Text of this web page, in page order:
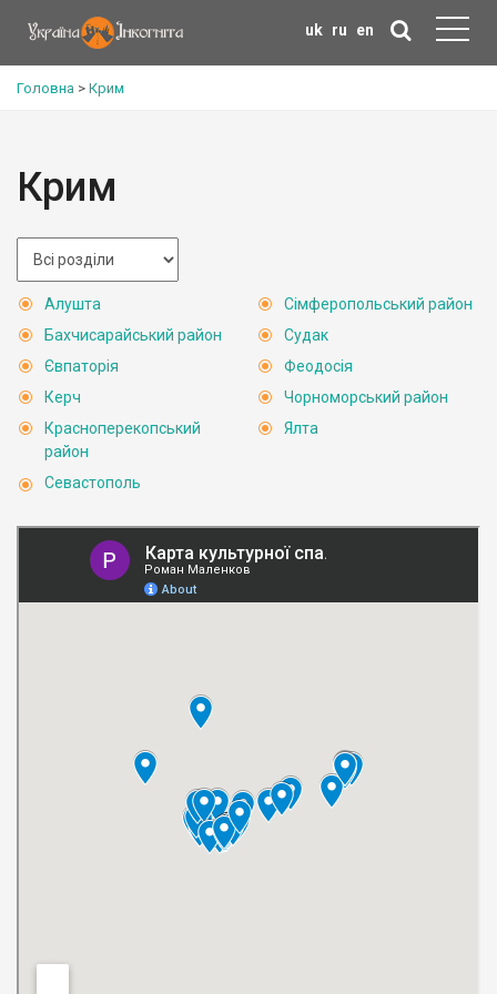
uk ru en
Головна > Крим
Крим
Алушта
Бахчисарайський район
Євпаторія
Керч
Красноперекопський
район
Севастополь
Сімферопольський район
Судак
Феодосія
Чорноморський район
Ялта